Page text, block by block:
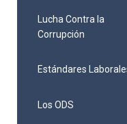
Lucha Contra la
Corrupción
Estándares
Los ODS